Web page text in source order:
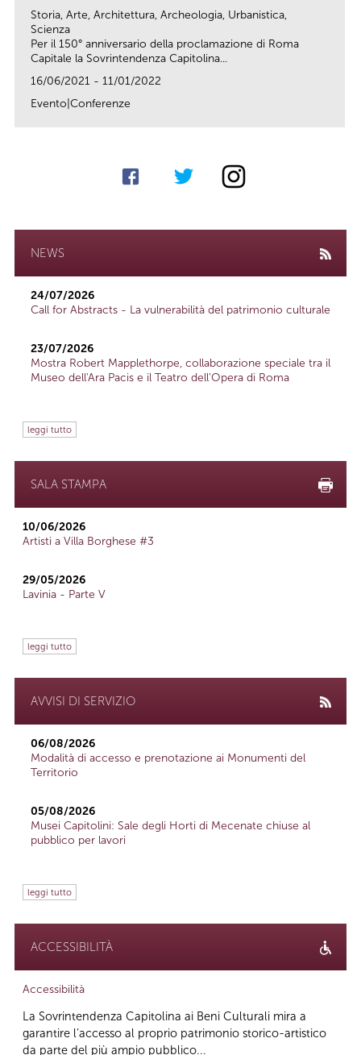
Storia, Arte, Architettura, Archeologia, Urbanistica,
Scienza
Per il 150° anniversario della proclamazione di Roma
Capitale la Sovrintendenza Capitolina...
16/06/2021 - 11/01/2022
Evento|Conferenze
NEWS
24/07/2026
Call for Abstracts - La vulnerabilità del patrimonio culturale
23/07/2026
Mostra Robert Mapplethorpe, collaborazione speciale tra il
Museo dell'Ara Pacis e il Teatro dell'Opera di Roma
leggi tutto
SALA STAMPA
10/06/2026
Artisti a Villa Borghese #3
29/05/2026
Lavinia - Parte V
leggi tutto
AVVISI DI SERVIZIO
06/08/2026
Modalità di accesso e prenotazione ai Monumenti del
Territorio
05/08/2026
Musei Capitolini: Sale degli Horti di Mecenate chiuse al
pubblico per lavori
leggi tutto
ACCESSIBILITÀ
Accessibilità
La Sovrintendenza Capitolina ai Beni Culturali mira a
garantire l’accesso al proprio patrimonio storico-artistico
da parte del più ampio pubblico...